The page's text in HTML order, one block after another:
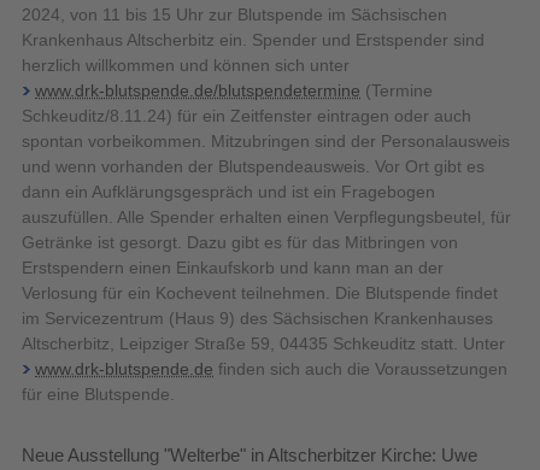
2024, von 11 bis 15 Uhr zur Blutspende im Sächsischen
Krankenhaus Altscherbitz ein. Spender und Erstspender sind
herzlich willkommen und können sich unter
www.drk-blutspende.de/blutspendetermine (Termine
Schkeuditz/8.11.24) für ein Zeitfenster eintragen oder auch
spontan vorbeikommen. Mitzubringen sind der Personalausweis
und wenn vorhanden der Blutspendeausweis. Vor Ort gibt es
dann ein Aufklärungsgespräch und ist ein Fragebogen
auszufüllen. Alle Spender erhalten einen Verpflegungsbeutel, für
Getränke ist gesorgt. Dazu gibt es für das Mitbringen von
Erstspendern einen Einkaufskorb und kann man an der
Verlosung für ein Kochevent teilnehmen. Die Blutspende findet
im Servicezentrum (Haus 9) des Sächsischen Krankenhauses
Altscherbitz, Leipziger Straße 59, 04435 Schkeuditz statt. Unter
www.drk-blutspende.de finden sich auch die Voraussetzungen
für eine Blutspende.
Neue Ausstellung "Welterbe" in Altscherbitzer Kirche: Uwe